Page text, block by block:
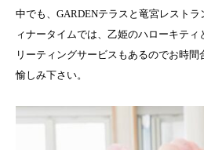
中でも、GARDENテラスと竜宮レスト
ィナータイムでは、乙姫のハローキテ
リーティングサービスもあるのでお時
愉しみ下さい。